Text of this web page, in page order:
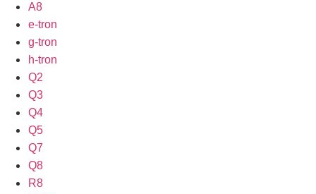
A8
e-tron
g-tron
h-tron
Q2
Q3
Q4
Q5
Q7
Q8
R8